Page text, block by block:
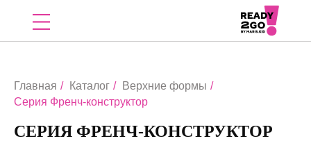
Главная / Каталог / Верхние формы /
Серия Френч-конструктор
СЕРИЯ ФРЕНЧ-КОНСТРУКТОР